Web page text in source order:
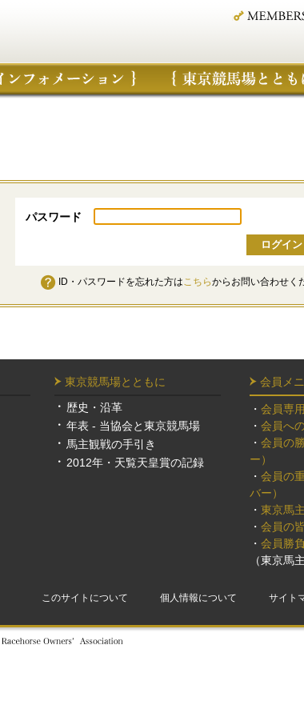
パスワード
ID・パスワードを忘れた方はこちらからお問い合わせく
東京競馬場とともに
歴史・沿革
年表 - 当協会と東京競馬場
馬主観戦の手引き
2012年・天覧天皇賞の記録
会員メ
・ 会員専
・ 会員へ
・ 会員の
ー）
・ 会員の
バー）
・ 東京馬
・ 会員の
・ 会員勝
（東京馬
このサイトについて 個人情報について サイト